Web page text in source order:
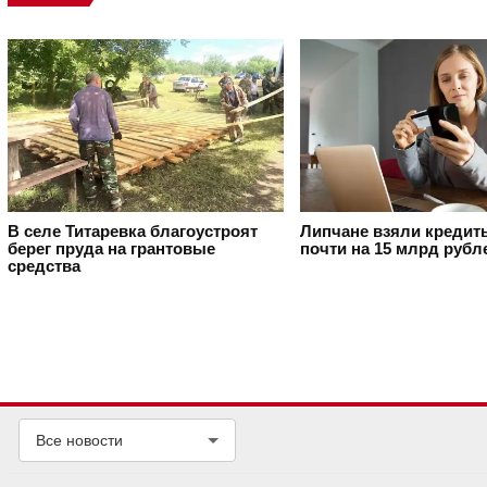
В селе Титаревка благоустроят
берег пруда на грантовые
средства
Липчане взяли
почти на 15 млрд
Все новости